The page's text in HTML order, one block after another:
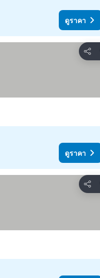
ดูราคา
แชร์
ดูราคา
แชร์